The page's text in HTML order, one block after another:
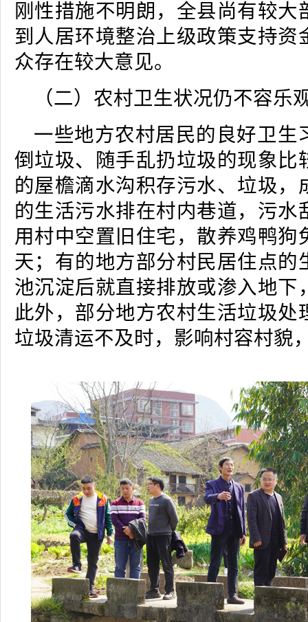
刚性措施不明朗，全县尚有较大
到人居环境整治上级政策支持资
众存在较大意见。
（二）农村卫生状况仍不容乐
一些地方农村居民的良好卫生
倒垃圾、随手乱扔垃圾的现象比
的屋檐滴水沟积存污水、垃圾，
的生活污水排在村内巷道，污水
用村中空置旧住宅，散养鸡鸭狗
天；有的地方部分村民居住点的
池沉淀后就直接排放或渗入地下
此外，部分地方农村生活垃圾处
垃圾清运不及时，影响村容村貌